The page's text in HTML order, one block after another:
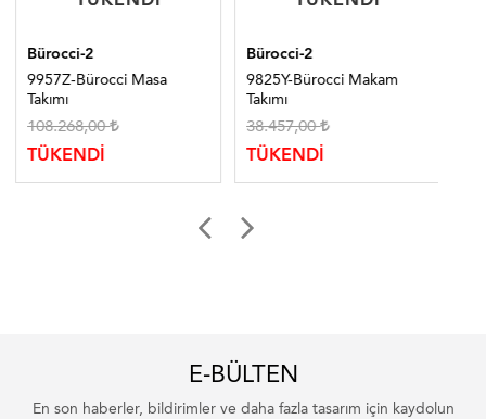
Bürocci-2
9957Z-Bürocci Masa
Takımı
108.268,00
TÜKENDİ
Bürocci-2
9825Y-Bürocci Makam
Takımı
38.457,00
TÜKENDİ
E-BÜLTEN
En son haberler, bildirimler ve daha fazla tasarım için kaydolun